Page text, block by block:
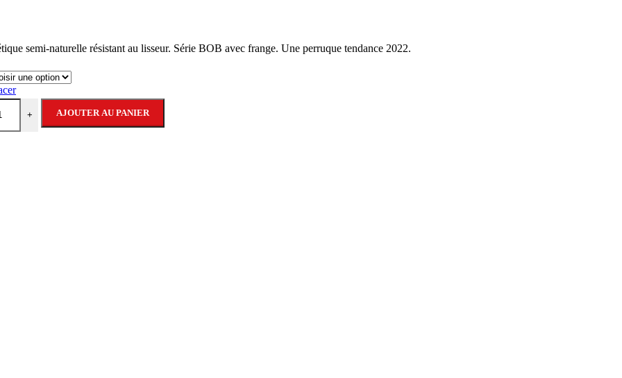
semi-naturelle résistant au lisseur. Série BOB avec frange. Une perruque tendance 2022.
+ AJOUTER AU PANIER